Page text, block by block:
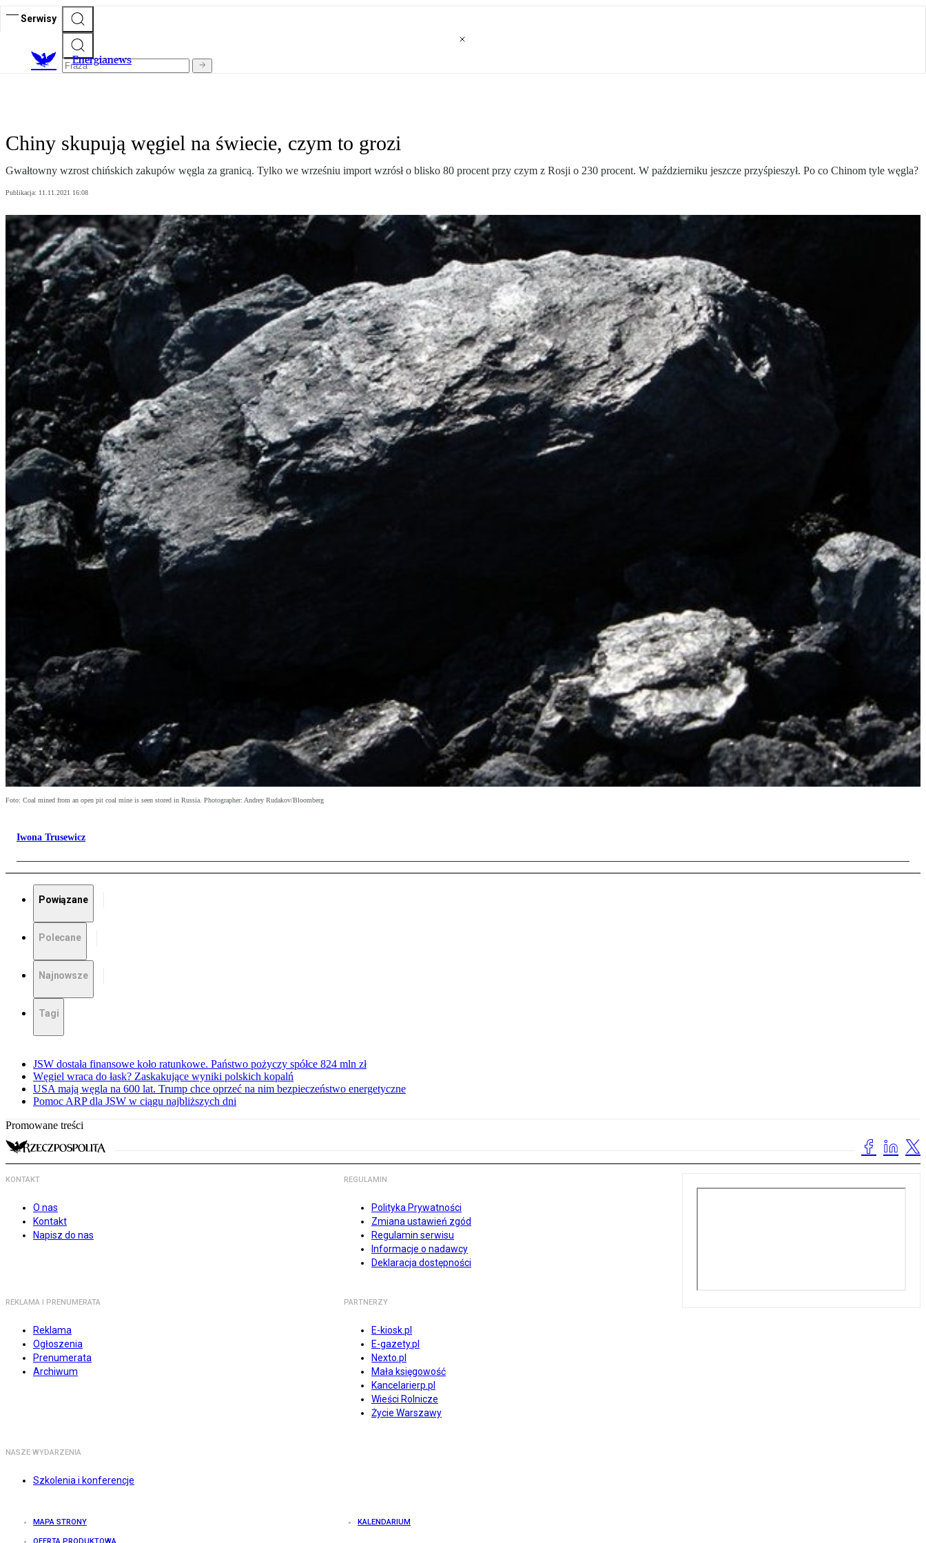
Serwisy
Energianews
Chiny skupują węgiel na świecie, czym to grozi
Gwałtowny wzrost chińskich zakupów węgla za granicą. Tylko we wrześniu import wzrósł o blisko 80 procent przy czym z Rosji o 230 procent. W październiku jeszcze przyśpieszył. Po co Chinom tyle węgla?
Publikacja: 11.11.2021 16:08
Foto: Coal mined from an open pit coal mine is seen stored in Russia. Photographer: Andrey Rudakov/Bloomberg
Iwona Trusewicz
Powiązane
Polecane
Najnowsze
Tagi
JSW dostała finansowe koło ratunkowe. Państwo pożyczy spółce 824 mln zł
Węgiel wraca do łask? Zaskakujące wyniki polskich kopalń
USA mają węgla na 600 lat. Trump chce oprzeć na nim bezpieczeństwo energetyczne
Pomoc ARP dla JSW w ciągu najbliższych dni
Promowane treści
KONTAKT
O nas
Kontakt
Napisz do nas
REGULAMIN
Polityka Prywatności
Zmiana ustawień zgód
Regulamin serwisu
Informacje o nadawcy
Deklaracja dostępności
REKLAMA I PRENUMERATA
Reklama
Ogłoszenia
Prenumerata
Archiwum
PARTNERZY
E-kiosk.pl
E-gazety.pl
Nexto.pl
Mała księgowość
Kancelarierp.pl
Wieści Rolnicze
Życie Warszawy
NASZE WYDARZENIA
Szkolenia i konferencje
MAPA STRONY KALENDARIUM